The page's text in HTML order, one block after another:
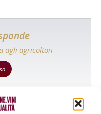
agli agricoltori